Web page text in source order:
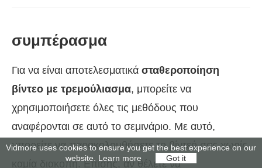
συμπέρασμα
Για να είναι αποτελεσματικά σταθεροποίηση
βίντεο με τρεμούλιασμα, μπορείτε να
χρησιμοποιήσετε όλες τις μεθόδους που
αναφέρονται σε αυτό το σεμινάριο. Με αυτό,
μπορείτε να παρακολουθήσετε το βίντεό σας χωρίς
καμία διακοπή. Επίσης, αν θέλετε να
Vidmore uses cookies to ensure you get the best experience on our
website. Learn more Got it